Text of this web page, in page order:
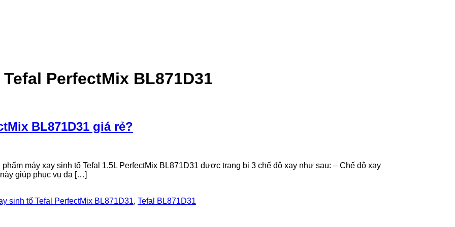
PerfectMix BL871D31
BL871D31 giá rẻ?
máy xay sinh tố Tefal 1.5L PerfectMix BL871D31 được trang bị 3 chế độ xay như sau: – Chế độ xay
giúp phục vụ đa […]
sinh tố Tefal PerfectMix BL871D31, Tefal BL871D31